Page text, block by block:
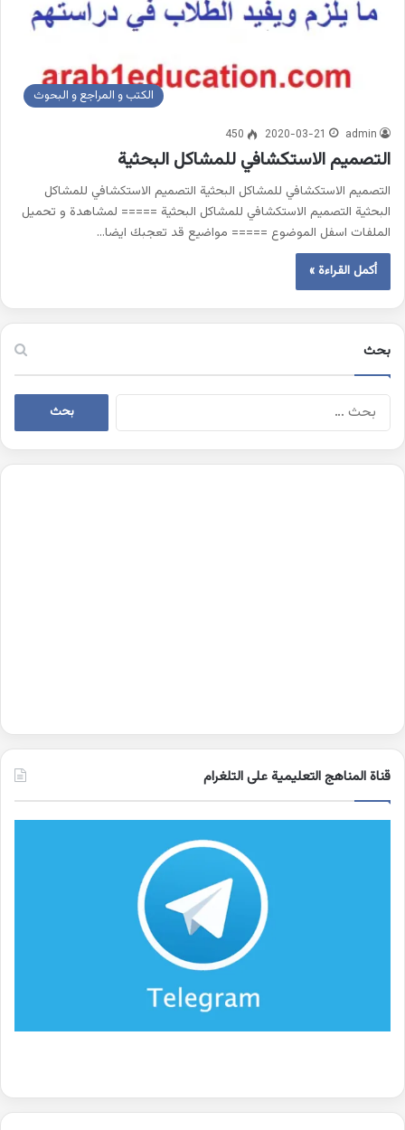
الكتب و المراجع و البحوث
admin
2020-03-21
450
التصميم الاستكشافي للمشاكل البحثية
التصميم الاستكشافي للمشاكل البحثية التصميم الاستكشافي للمشاكل
البحثية التصميم الاستكشافي للمشاكل البحثية ===== لمشاهدة و تحميل
الملفات اسفل الموضوع ===== مواضيع قد تعجبك ايضا…
أكمل القراءة »
بحث
البحث
قناة المناهج التعليمية على التلغرام